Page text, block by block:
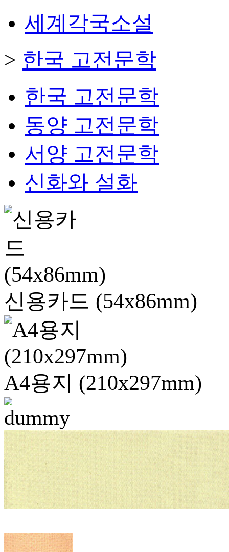
세계각국소설
> 한국 고전문학
한국 고전문학
동양 고전문학
서양 고전문학
신화와 설화
신용카드 (54x86mm)
A4용지 (210x297mm)